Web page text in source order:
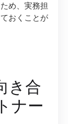
め、実務担
おくことが
き合
ナー